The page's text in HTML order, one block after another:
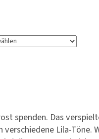
spenden. Das
verschiedene Lila-Töne.